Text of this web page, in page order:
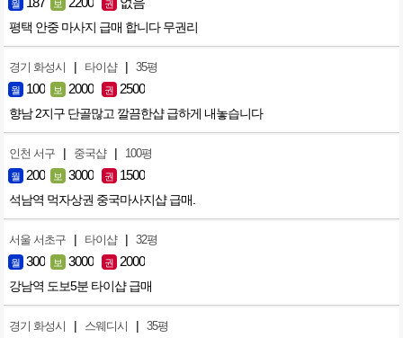
월 보 권
평택 안중 마사지 급매 합니다 무권리
경기 화성시 | 타이샵 | 35평
월 100 보 2000 권 2500
향남 2지구 단골많고 깔끔한샵 급하게 내놓습니다
인천 서구 | 중국샵 | 100평
월 200 보 3000 권 1500
석남역 먹자상권 중국마사지샵 급매.
서울 서초구 | 타이샵 | 32평
월 300 보 3000 권 2000
강남역 도보5분 타이샵 급매
경기 화성시 | 스웨디시 | 35평